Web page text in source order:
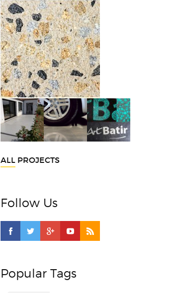
ALL PROJECTS
Follow Us
Popular Tags